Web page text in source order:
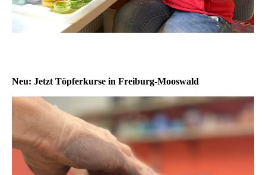
Neu: Jetzt Töpferkurse in Freiburg-Mooswald